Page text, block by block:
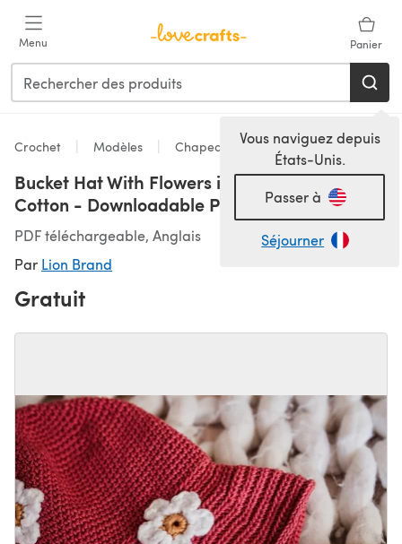
Menu Panier
Vous naviguez depuis
États-Unis.
Passer à
Séjourner
Crochet Modèles Chapeaux
Bucket Hat With Flowers in Lion Brand 24/7
Cotton - Downloadable PDF
PDF téléchargeable, Anglais
Par Lion Brand
Gratuit